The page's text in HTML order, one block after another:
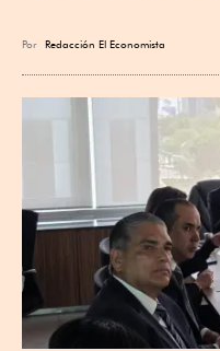
Por Redacción El Economista